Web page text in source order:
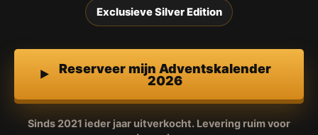
Exclusieve Silver Edition
Reserveer mijn Adventskalender
2026
Sinds 2021 ieder jaar uitverkocht. Levering ruim voor